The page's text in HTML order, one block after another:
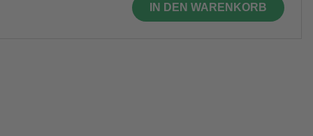
IN DEN WARENKORB